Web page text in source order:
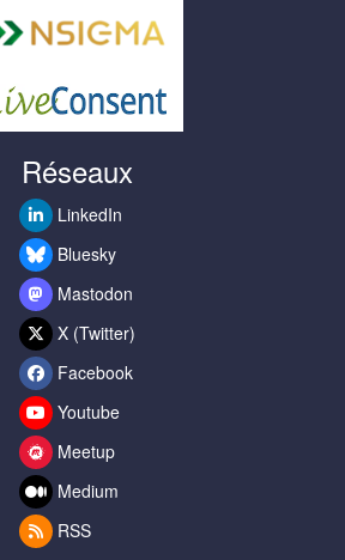
Réseaux
LinkedIn
Bluesky
Mastodon
X (Twitter)
Facebook
Youtube
Meetup
Medium
RSS